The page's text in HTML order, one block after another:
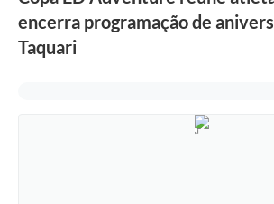
encerra programação de
Taquari